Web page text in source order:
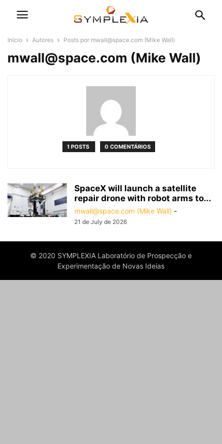
Início Autores Posts por mwall@space.com (Mike Wall)
mwall@space.com (Mike Wall)
1 POSTS 0 COMENTÁRIOS
SpaceX will launch a satellite
repair drone with robot arms to...
mwall@space.com (Mike Wall) -
21 de July de 2026
© 2020 SYMPLEXIA Laboratório de Prospecção e
Experimentação de Novas Ideias